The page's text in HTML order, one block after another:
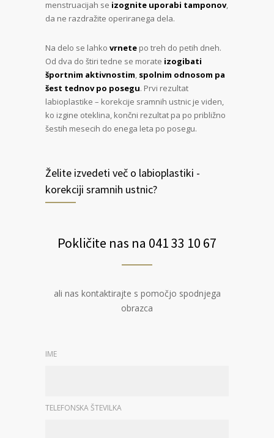
menstruacijah se izognite uporabi tamponov,
da ne razdražite operiranega dela.
Na delo se lahko vrnete po treh do petih dneh.
Od dva do štiri tedne se morate izogibati
športnim aktivnostim, spolnim odnosom pa
šest tednov po posegu. Prvi rezultat
labioplastike – korekcije sramnih ustnic je viden,
ko izgine oteklina, končni rezultat pa po približno
šestih mesecih do enega leta po posegu.
Želite izvedeti več o labioplastiki -
korekciji sramnih ustnic?
Pokličite nas na 041 33 10 67
ali nas kontaktirajte s pomočjo spodnjega
obrazca
IME
TELEFONSKA ŠTEVILKA